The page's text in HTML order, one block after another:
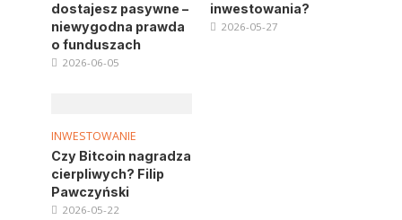
dostajesz pasywne –
niewygodna prawda
o funduszach
2026-06-05
inwestowania?
2026-05-27
INWESTOWANIE
Czy Bitcoin nagradza
cierpliwych? Filip
Pawczyński
2026-05-22